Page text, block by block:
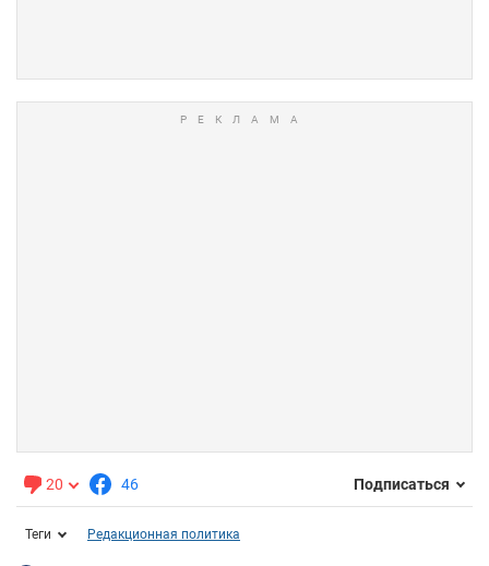
20 46 Подписаться
Теги Редакционная политика